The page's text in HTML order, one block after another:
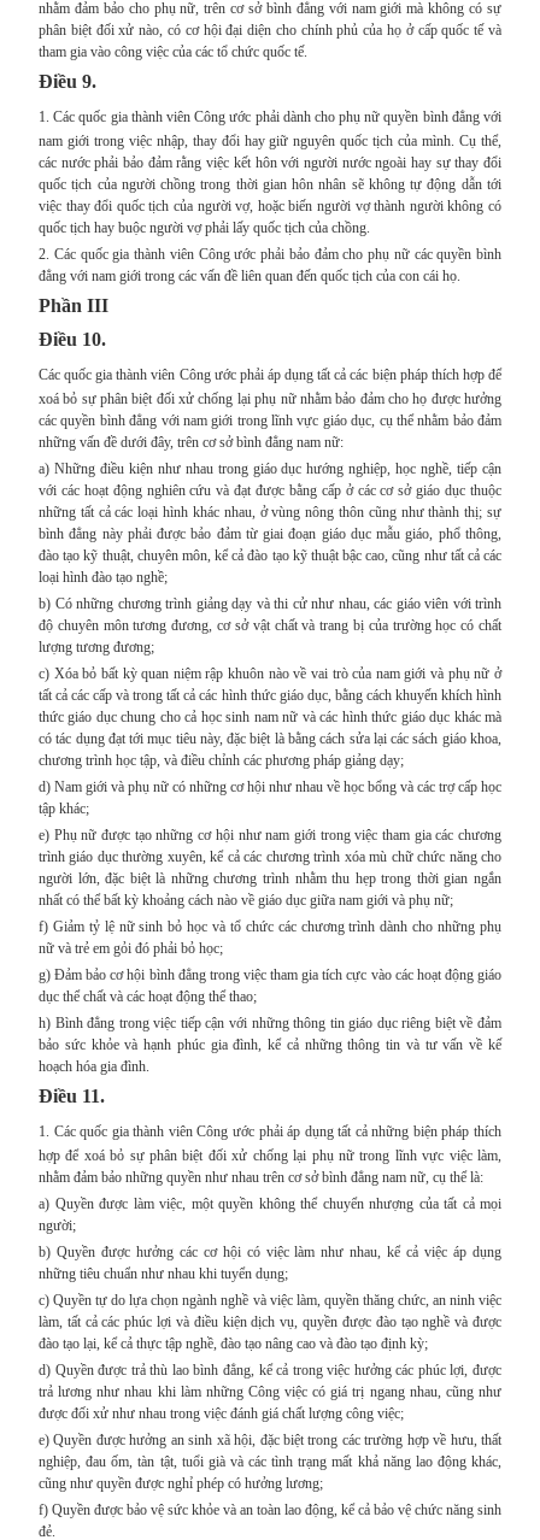
nhằm đảm bảo cho phụ nữ, trên cơ sở bình đẳng với nam giới mà không có sự
phân biệt đối xử nào, có cơ hội đại diện cho chính phủ của họ ở cấp quốc tế và
tham gia vào công việc của các tổ chức quốc tế.
Điều 9.
1.Các quốc gia thành viên Công ước phải dành cho phụ nữ quyền bình đẳng với
nam giới trong việc nhập, thay đổi hay giữ nguyên quốc tịch của mình. Cụ thể,
các nước phải bảo đảm rằng việc kết hôn với người nước ngoài hay sự thay đổi
quốc tịch của người chồng trong thời gian hôn nhân sẽ không tự động dẫn tới
việc thay đổi quốc tịch của người vợ, hoặc biến người vợ thành người không có
quốc tịch hay buộc người vợ phải lấy quốc tịch của chồng.
2. Các quốc gia thành viên Công ước phải bảo đảm cho phụ nữ các quyền bình
đẳng với nam giới trong các vấn đề liên quan đến quốc tịch của con cái họ.
Phần III
Điều 10.
Các quốc gia thành viên Công ước phải áp dụng tất cả các biện pháp thích hợp để
xoá bỏ sự phân biệt đối xử chống lại phụ nữ nhằm bảo đảm cho họ được hưởng
các quyền bình đẳng với nam giới trong lĩnh vực giáo dục, cụ thể nhằm bảo đảm
những vấn đề dưới đây, trên cơ sở bình đẳng nam nữ:
a) Những điều kiện như nhau trong giáo dục hướng nghiệp, học nghề, tiếp cận
với các hoạt động nghiên cứu và đạt được bằng cấp ở các cơ sở giáo dục thuộc
những tất cả các loại hình khác nhau, ở vùng nông thôn cũng như thành thị; sự
bình đẳng này phải được bảo đảm từ giai đoạn giáo dục mẫu giáo, phổ thông,
đào tạo kỹ thuật, chuyên môn, kể cả đào tạo kỹ thuật bậc cao, cũng như tất cả các
loại hình đào tạo nghề;
b) Có những chương trình giảng dạy và thi cử như nhau, các giáo viên với trình
độ chuyên môn tương đương, cơ sở vật chất và trang bị của trường học có chất
lượng tương đương;
c) Xóa bỏ bất kỳ quan niệm rập khuôn nào về vai trò của nam giới và phụ nữ ở
tất cả các cấp và trong tất cả các hình thức giáo dục, bằng cách khuyến khích hình
thức giáo dục chung cho cả học sinh nam nữ và các hình thức giáo dục khác mà
có tác dụng đạt tới mục tiêu này, đặc biệt là bằng cách sửa lại các sách giáo khoa,
chương trình học tập, và điều chỉnh các phương pháp giảng dạy;
d) Nam giới và phụ nữ có những cơ hội như nhau về học bổng và các trợ cấp học
tập khác;
e) Phụ nữ được tạo những cơ hội như nam giới trong việc tham gia các chương
trình giáo dục thường xuyên, kể cả các chương trình xóa mù chữ chức năng cho
người lớn, đặc biệt là những chương trình nhằm thu hẹp trong thời gian ngắn
nhất có thể bất kỳ khoảng cách nào về giáo dục giữa nam giới và phụ nữ;
f) Giảm tỷ lệ nữ sinh bỏ học và tổ chức các chương trình dành cho những phụ
nữ và trẻ em gỏi đó phải bỏ học;
g) Đảm bảo cơ hội bình đẳng trong việc tham gia tích cực vào các hoạt động giáo
dục thể chất và các hoạt động thể thao;
h) Bình đẳng trong việc tiếp cận với những thông tin giáo dục riêng biệt về đảm
bảo sức khỏe và hạnh phúc gia đình, kể cả những thông tin và tư vấn về kế
hoạch hóa gia đình.
Điều 11.
1. Các quốc gia thành viên Công ước phải áp dụng tất cả những biện pháp thích
hợp để xoá bỏ sự phân biệt đối xử chống lại phụ nữ trong lĩnh vực việc làm,
nhằm đảm bảo những quyền như nhau trên cơ sở bình đẳng nam nữ, cụ thể là:
a) Quyền được làm việc, một quyền không thể chuyển nhượng của tất cả mọi
người;
b) Quyền được hưởng các cơ hội có việc làm như nhau, kể cả việc áp dụng
những tiêu chuẩn như nhau khi tuyển dụng;
c) Quyền tự do lựa chọn ngành nghề và việc làm, quyền thăng chức, an ninh việc
làm, tất cả các phúc lợi và điều kiện dịch vụ, quyền được đào tạo nghề và được
đào tạo lại, kể cả thực tập nghề, đào tạo nâng cao và đào tạo định kỳ;
d) Quyền được trả thù lao bình đẳng, kể cả trong việc hưởng các phúc lợi, được
trả lương như nhau khi làm những Công việc có giá trị ngang nhau, cũng như
được đối xử như nhau trong việc đánh giá chất lượng công việc;
e) Quyền được hưởng an sinh xã hội, đặc biệt trong các trường hợp về hưu, thất
nghiệp, đau ốm, tàn tật, tuổi già và các tình trạng mất khả năng lao động khác,
cũng như quyền được nghỉ phép có hưởng lương;
f) Quyền được bảo vệ sức khỏe và an toàn lao động, kể cả bảo vệ chức năng sinh
đẻ.